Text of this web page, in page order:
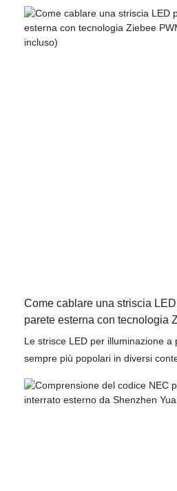
Come cablare una striscia
parete esterna con tecnologia
(schema incluso)
Le strisce LED per illuminazione
sempre più popolari in diversi
installazione. Questo articolo